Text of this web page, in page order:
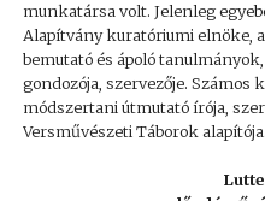
munkatársa volt. Jelenleg
Alapítvány kuratóriumi elnöke,
bemutató és ápoló
gondozója, szervezője. Számos
módszertani útmutató írója,
Versművészeti Táborok alapítója.